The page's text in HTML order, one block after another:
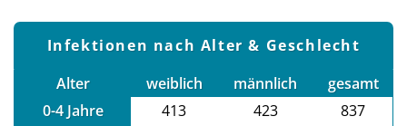
Infektionen nach Alter & Geschlecht
Alter
weiblich männlich
gesamt
0-4 Jahre
413 423
837